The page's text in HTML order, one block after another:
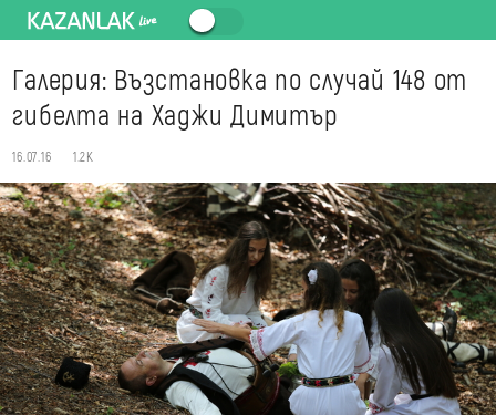
Галерия: Възстановка по случай 148 от
гибелта на Хаджи Димитър
16.07.16 1.2K